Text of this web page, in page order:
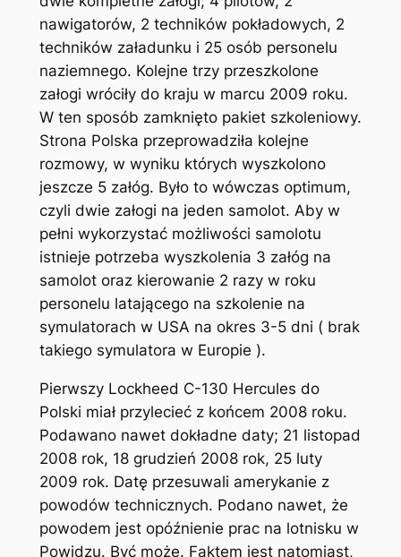
nawigatorów, 2 techników pokładowych, 2
techników załadunku i 25 osób personelu
naziemnego. Kolejne trzy przeszkolone
załogi wróciły do kraju w marcu 2009 roku.
W ten sposób zamknięto pakiet szkoleniowy.
Strona Polska przeprowadziła kolejne
rozmowy, w wyniku których wyszkolono
jeszcze 5 załóg. Było to wówczas optimum,
czyli dwie załogi na jeden samolot. Aby w
pełni wykorzystać możliwości samolotu
istnieje potrzeba wyszkolenia 3 załóg na
samolot oraz kierowanie 2 razy w roku
personelu latającego na szkolenie na
symulatorach w USA na okres 3-5 dni ( brak
takiego symulatora w Europie ).
Pierwszy Lockheed C-130 Hercules do
Polski miał przylecieć z końcem 2008 roku.
Podawano nawet dokładne daty; 21 listopad
2008 rok, 18 grudzień 2008 rok, 25 luty
2009 rok. Datę przesuwali amerykanie z
powodów technicznych. Podano nawet, że
powodem jest opóźnienie prac na lotnisku w
Powidzu. Być może. Faktem jest natomiast,